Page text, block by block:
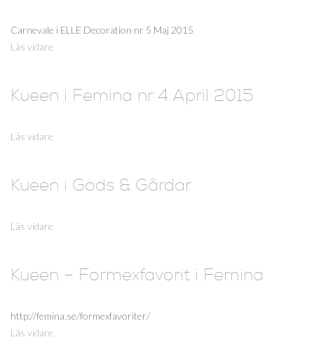
Carnevale i ELLE Decoration nr 5 Maj 2015
Läs vidare
Kueen i Femina nr 4 April 2015
Läs vidare
Kueen i Gods & Gårdar
Läs vidare
Kueen – Formexfavorit i Femina
http://femina.se/formexfavoriter/
Läs vidare